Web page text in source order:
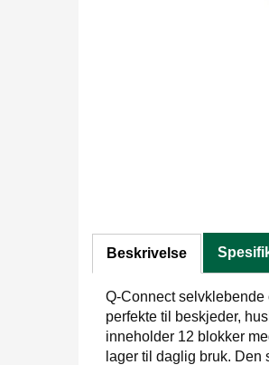
Beskrivelse
Q-Connect
perfekte til beskjeder,
inneholder 12 blokker
lager til daglig bruk.